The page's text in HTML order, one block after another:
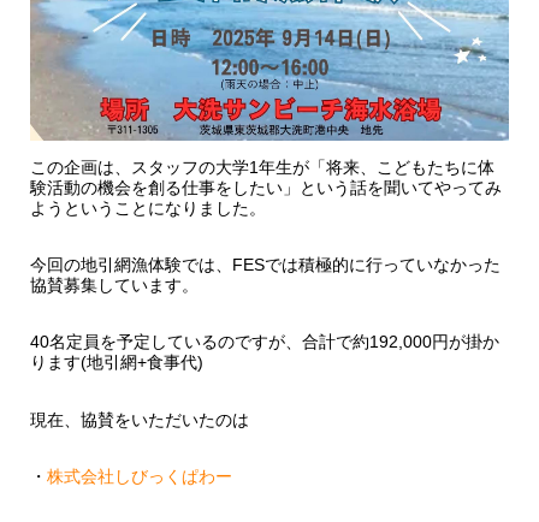
この企画は、スタッフの大学1年生が「将来、こどもたちに体
験活動の機会を創る仕事をしたい」という話を聞いてやってみ
ようということになりました。
今回の地引網漁体験では、FESでは積極的に行っていなかった
協賛募集しています。
40名定員を予定しているのですが、合計で約192,000円が掛か
ります(地引網+食事代)
現在、協賛をいただいたのは
・ 株式会社しびっくぱわー